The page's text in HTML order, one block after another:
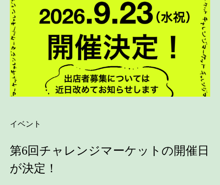
イベント
第6回チャレンジマーケットの開催日
が決定！